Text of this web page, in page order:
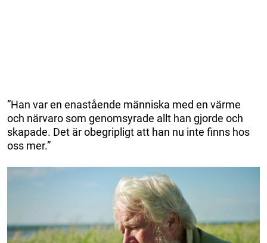
”Han var en enastående människa med en värme
och närvaro som genomsyrade allt han gjorde och
skapade. Det är obegripligt att han nu inte finns hos
oss mer.”